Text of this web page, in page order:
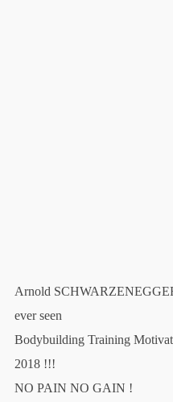
Arnold
ever seen
Bodybuilding Training
2018 !!!
NO PAIN NO GAIN !